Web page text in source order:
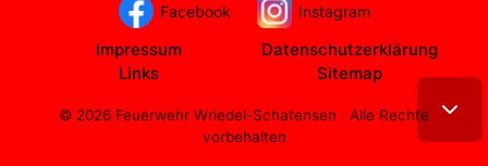
Facebook Instagram
Impressum
Datenschutzerklärung
Links
Sitemap
© 2026 Feuerwehr Wriedel-Schatensen · Alle Rechte
vorbehalten